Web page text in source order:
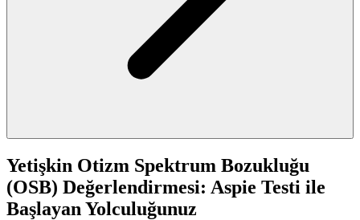
Yetişkin Otizm Spektrum Bozukluğu
(OSB) Değerlendirmesi: Aspie Testi ile
Başlayan Yolculuğunuz